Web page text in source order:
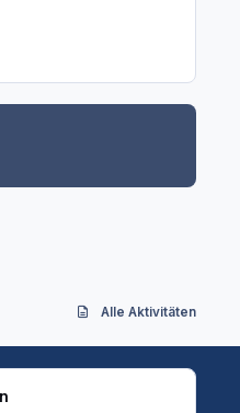
Alle Aktivitäten